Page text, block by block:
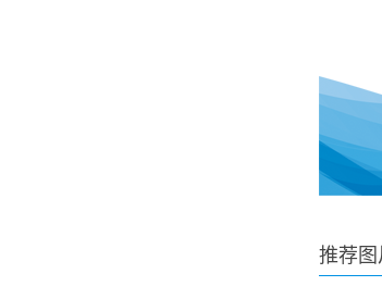
推荐图